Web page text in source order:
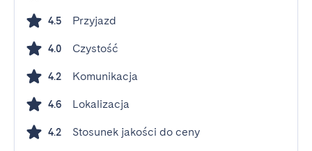
4.5 Przyjazd
4.0 Czystość
4.2 Komunikacja
4.6 Lokalizacja
4.2 Stosunek jakości do ceny